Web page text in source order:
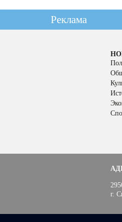
Реклама
г.